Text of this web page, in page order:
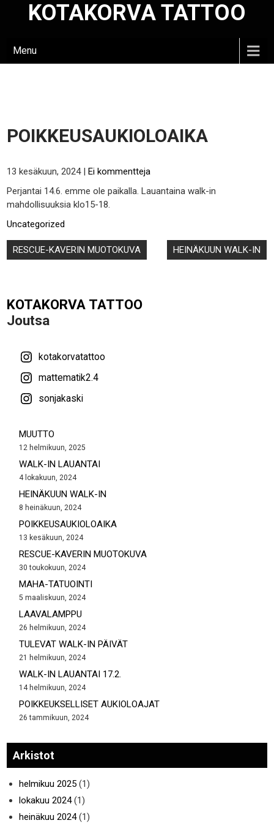
KOTAKORVA TATTOO
Menu
POIKKEUSAUKIOLOAIKA
13 kesäkuun, 2024|Ei kommentteja
Perjantai 14.6. emme ole paikalla. Lauantaina walk-in
mahdollisuuksia klo15-18.
Uncategorized
Artikkelien
selaus
RESCUE-KAVERIN MUOTOKUVA HEINÄKUUN WALK-IN
KOTAKORVA TATTOO
Joutsa
kotakorvatattoo
mattematik2.4
sonjakaski
MUUTTO
12 helmikuun, 2025
WALK-IN LAUANTAI
4 lokakuun, 2024
HEINÄKUUN WALK-IN
8 heinäkuun, 2024
POIKKEUSAUKIOLOAIKA
13 kesäkuun, 2024
RESCUE-KAVERIN MUOTOKUVA
30 toukokuun, 2024
MAHA-TATUOINTI
5 maaliskuun, 2024
LAAVALAMPPU
26 helmikuun, 2024
TULEVAT WALK-IN PÄIVÄT
21 helmikuun, 2024
WALK-IN LAUANTAI 17.2.
14 helmikuun, 2024
POIKKEUKSELLISET AUKIOLOAJAT
26 tammikuun, 2024
Arkistot
helmikuu 2025 (1)
lokakuu 2024(1)
heinäkuu 2024(1)